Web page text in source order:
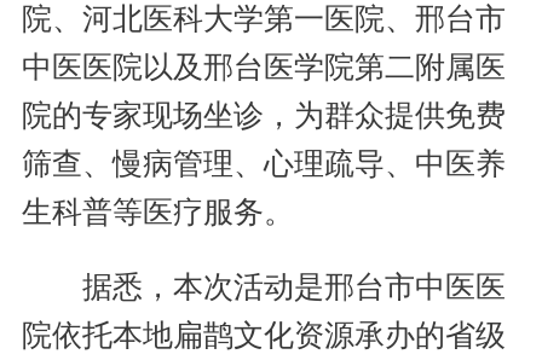
院、河北医科大学第一医院、邢台市
中医医院以及邢台医学院第二附属医
院的专家现场坐诊，为群众提供免费
筛查、慢病管理、心理疏导、中医养
生科普等医疗服务。
据悉，本次活动是邢台市中医医
院依托本地扁鹊文化资源承办的省级